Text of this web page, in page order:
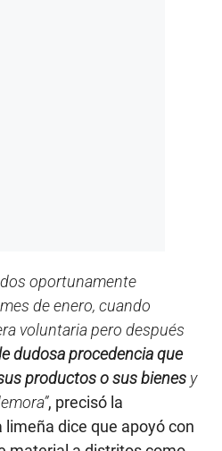
oportunamente
de enero, cuando
voluntaria pero después
dudosa procedencia que
productos o sus bienes y
, precisó la
dice que apoyó con